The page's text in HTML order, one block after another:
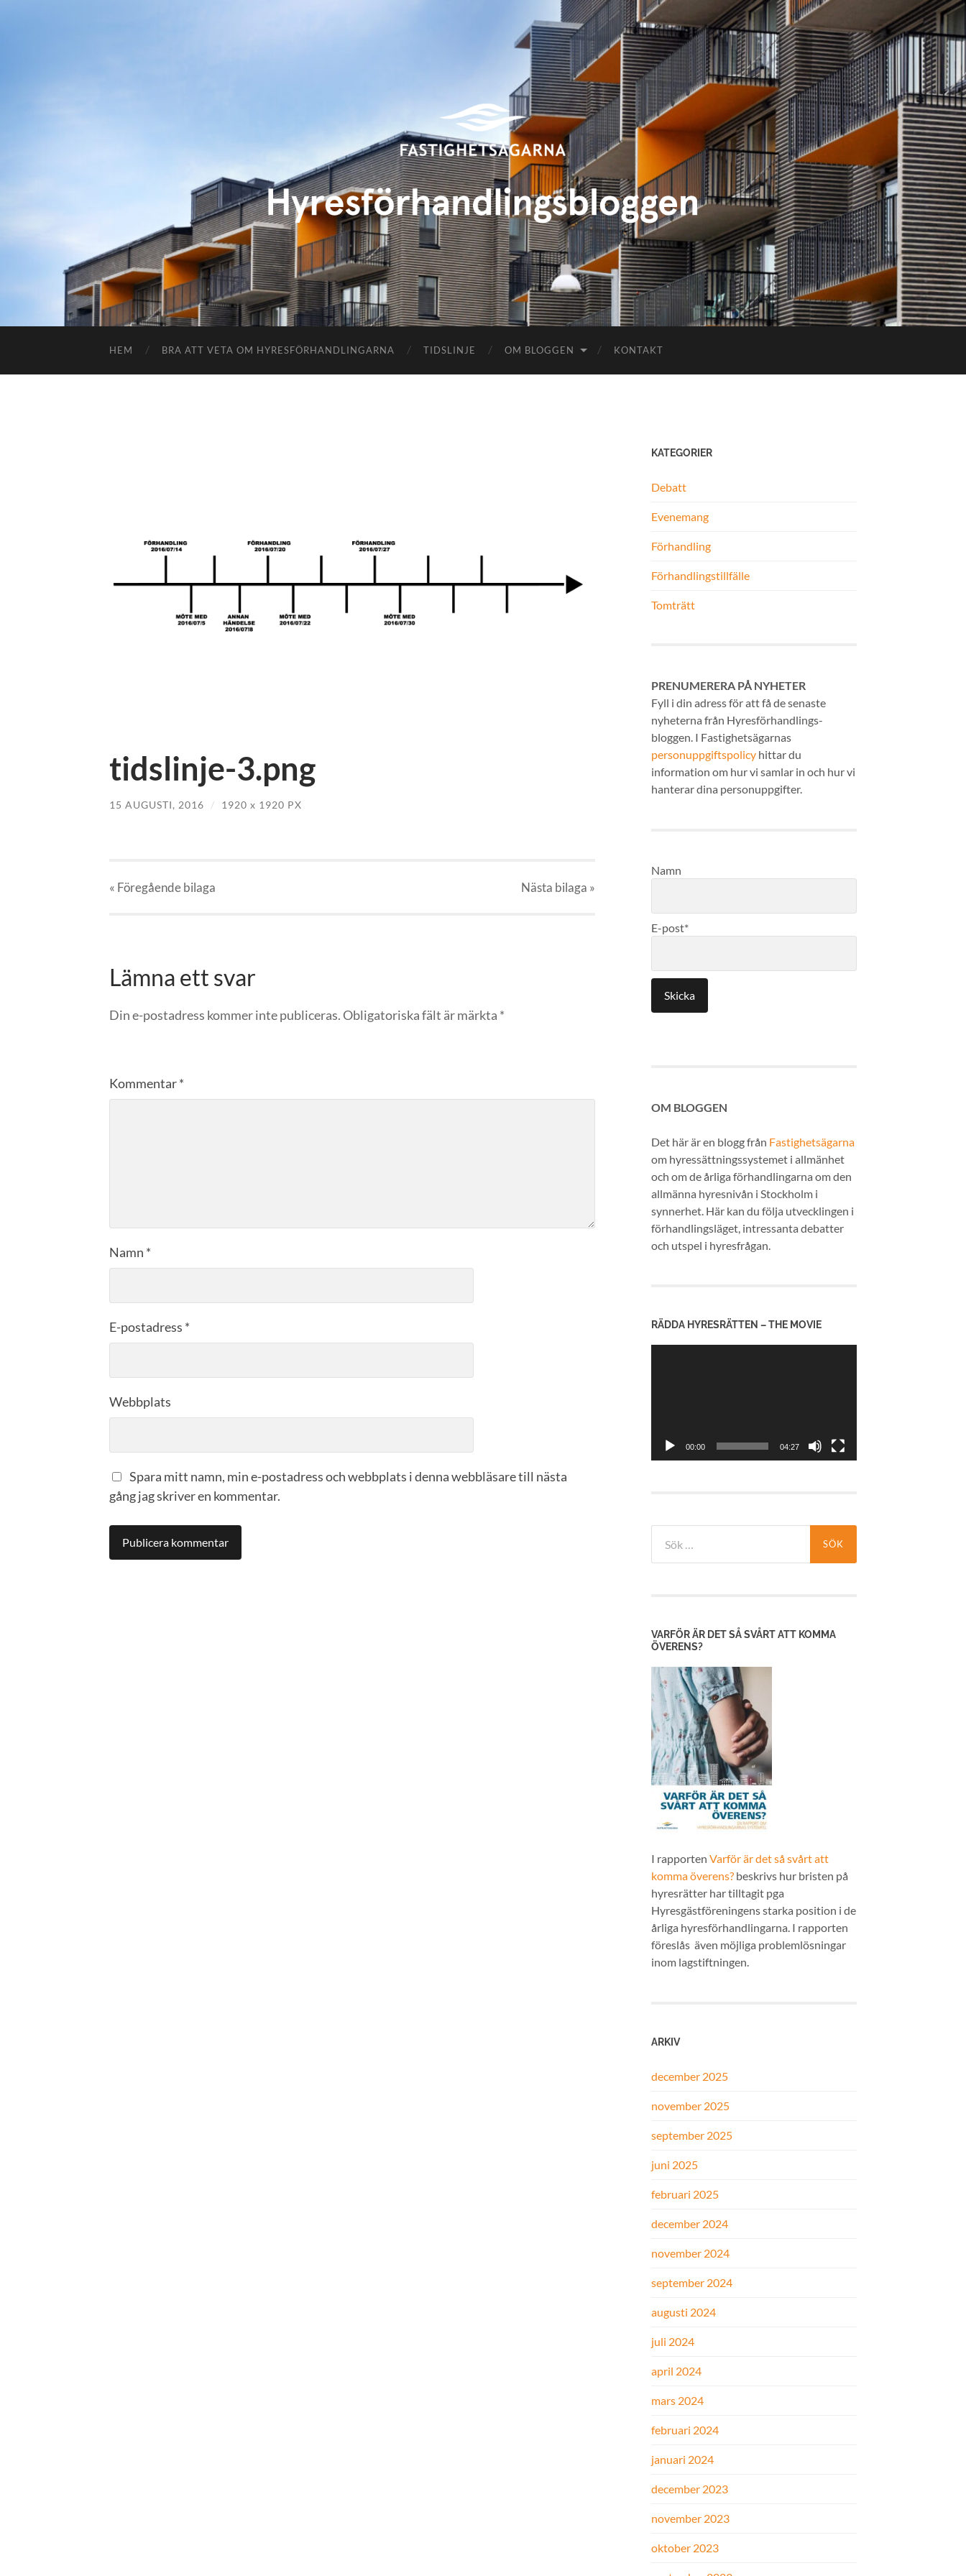
Hyresförhandlingsbloggen
HEM BRA ATT VETA OM HYRESFÖRHANDLINGARNA TIDSLINJE OM BLOGGEN KONTAKT
tidslinje-3.png
15 AUGUSTI, 2016 / 1920 x 1920 PX
« Föregåendebilaga Nästa bilaga »
Lämna ett svar
Din e-postadress kommer inte publiceras.Obligatoriska fält är märkta *
Kommentar*
Namn *
E-postadress *
Webbplats
Spara mitt namn, min e-postadress och webbplats i denna webbläsare till nästa
gång jag skriver en kommentar.
KATEGORIER
Debatt
Evenemang
Förhandling
Förhandlingstillfälle
Tomträtt
PRENUMERERA PÅ NYHETER
Fyll i din adress för att få de senaste
nyheterna från Hyresförhandlings-
bloggen. I Fastighetsägarnas
personuppgiftspolicy hittar du
information om hur vi samlar in och hur vi
hanterar dina personuppgifter.
Namn
E-post*
OM BLOGGEN
Det här är en blogg från Fastighetsägarna
om hyressättningssystemet i allmänhet
och om de årliga förhandlingarna om den
allmänna hyresnivån i Stockholm i
synnerhet. Här kan du följa utvecklingen i
förhandlingsläget, intressanta debatter
och utspel i hyresfrågan.
RÄDDA HYRESRÄTTEN – THE MOVIE
00:00 04:27
efter:
VARFÖR ÄR DET SÅ SVÅRT ATT KOMMA
ÖVERENS?
I rapporten Varför är det så svårt att
komma överens? beskrivs hur bristen på
hyresrätter har tilltagit pga
Hyresgästföreningens starka position i de
årliga hyresförhandlingarna. I rapporten
föreslås även möjliga problemlösningar
inom lagstiftningen.
ARKIV
december 2025
november 2025
september 2025
juni 2025
februari 2025
december 2024
november 2024
september 2024
augusti 2024
juli 2024
april 2024
mars 2024
februari 2024
januari 2024
december 2023
november 2023
oktober 2023